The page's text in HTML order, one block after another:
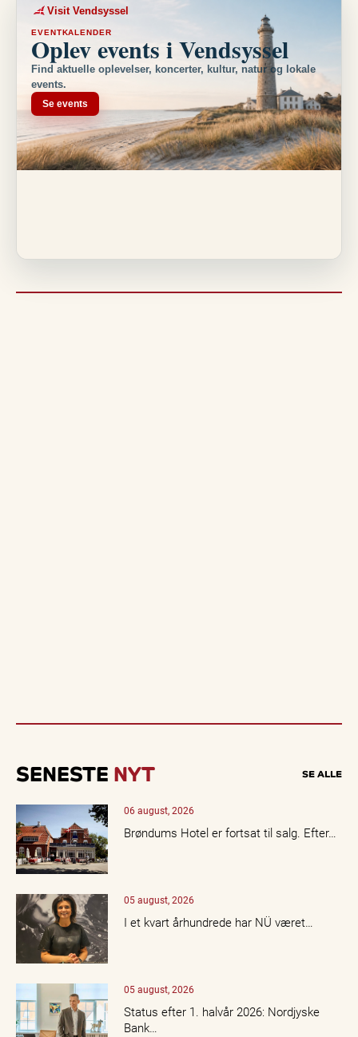
Visit Vendsyssel
EVENTKALENDER
Oplev events i Vendsyssel
Find aktuelle oplevelser, koncerter, kultur, natur og lokale
events.
Se events
SENESTE NYT SE ALLE
06 august, 2026
Brøndums Hotel er fortsat til salg. Efter…
05 august, 2026
I et kvart århundrede har NÜ været…
05 august, 2026
Status efter 1. halvår 2026: Nordjyske
Bank…